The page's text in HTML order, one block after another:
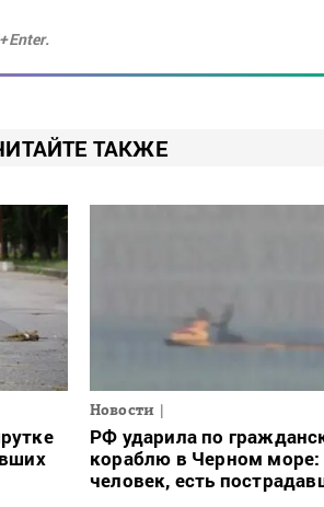
ТАКЖЕ
Новости
РФ ударила по
кораблю в Черном море:
человек, есть